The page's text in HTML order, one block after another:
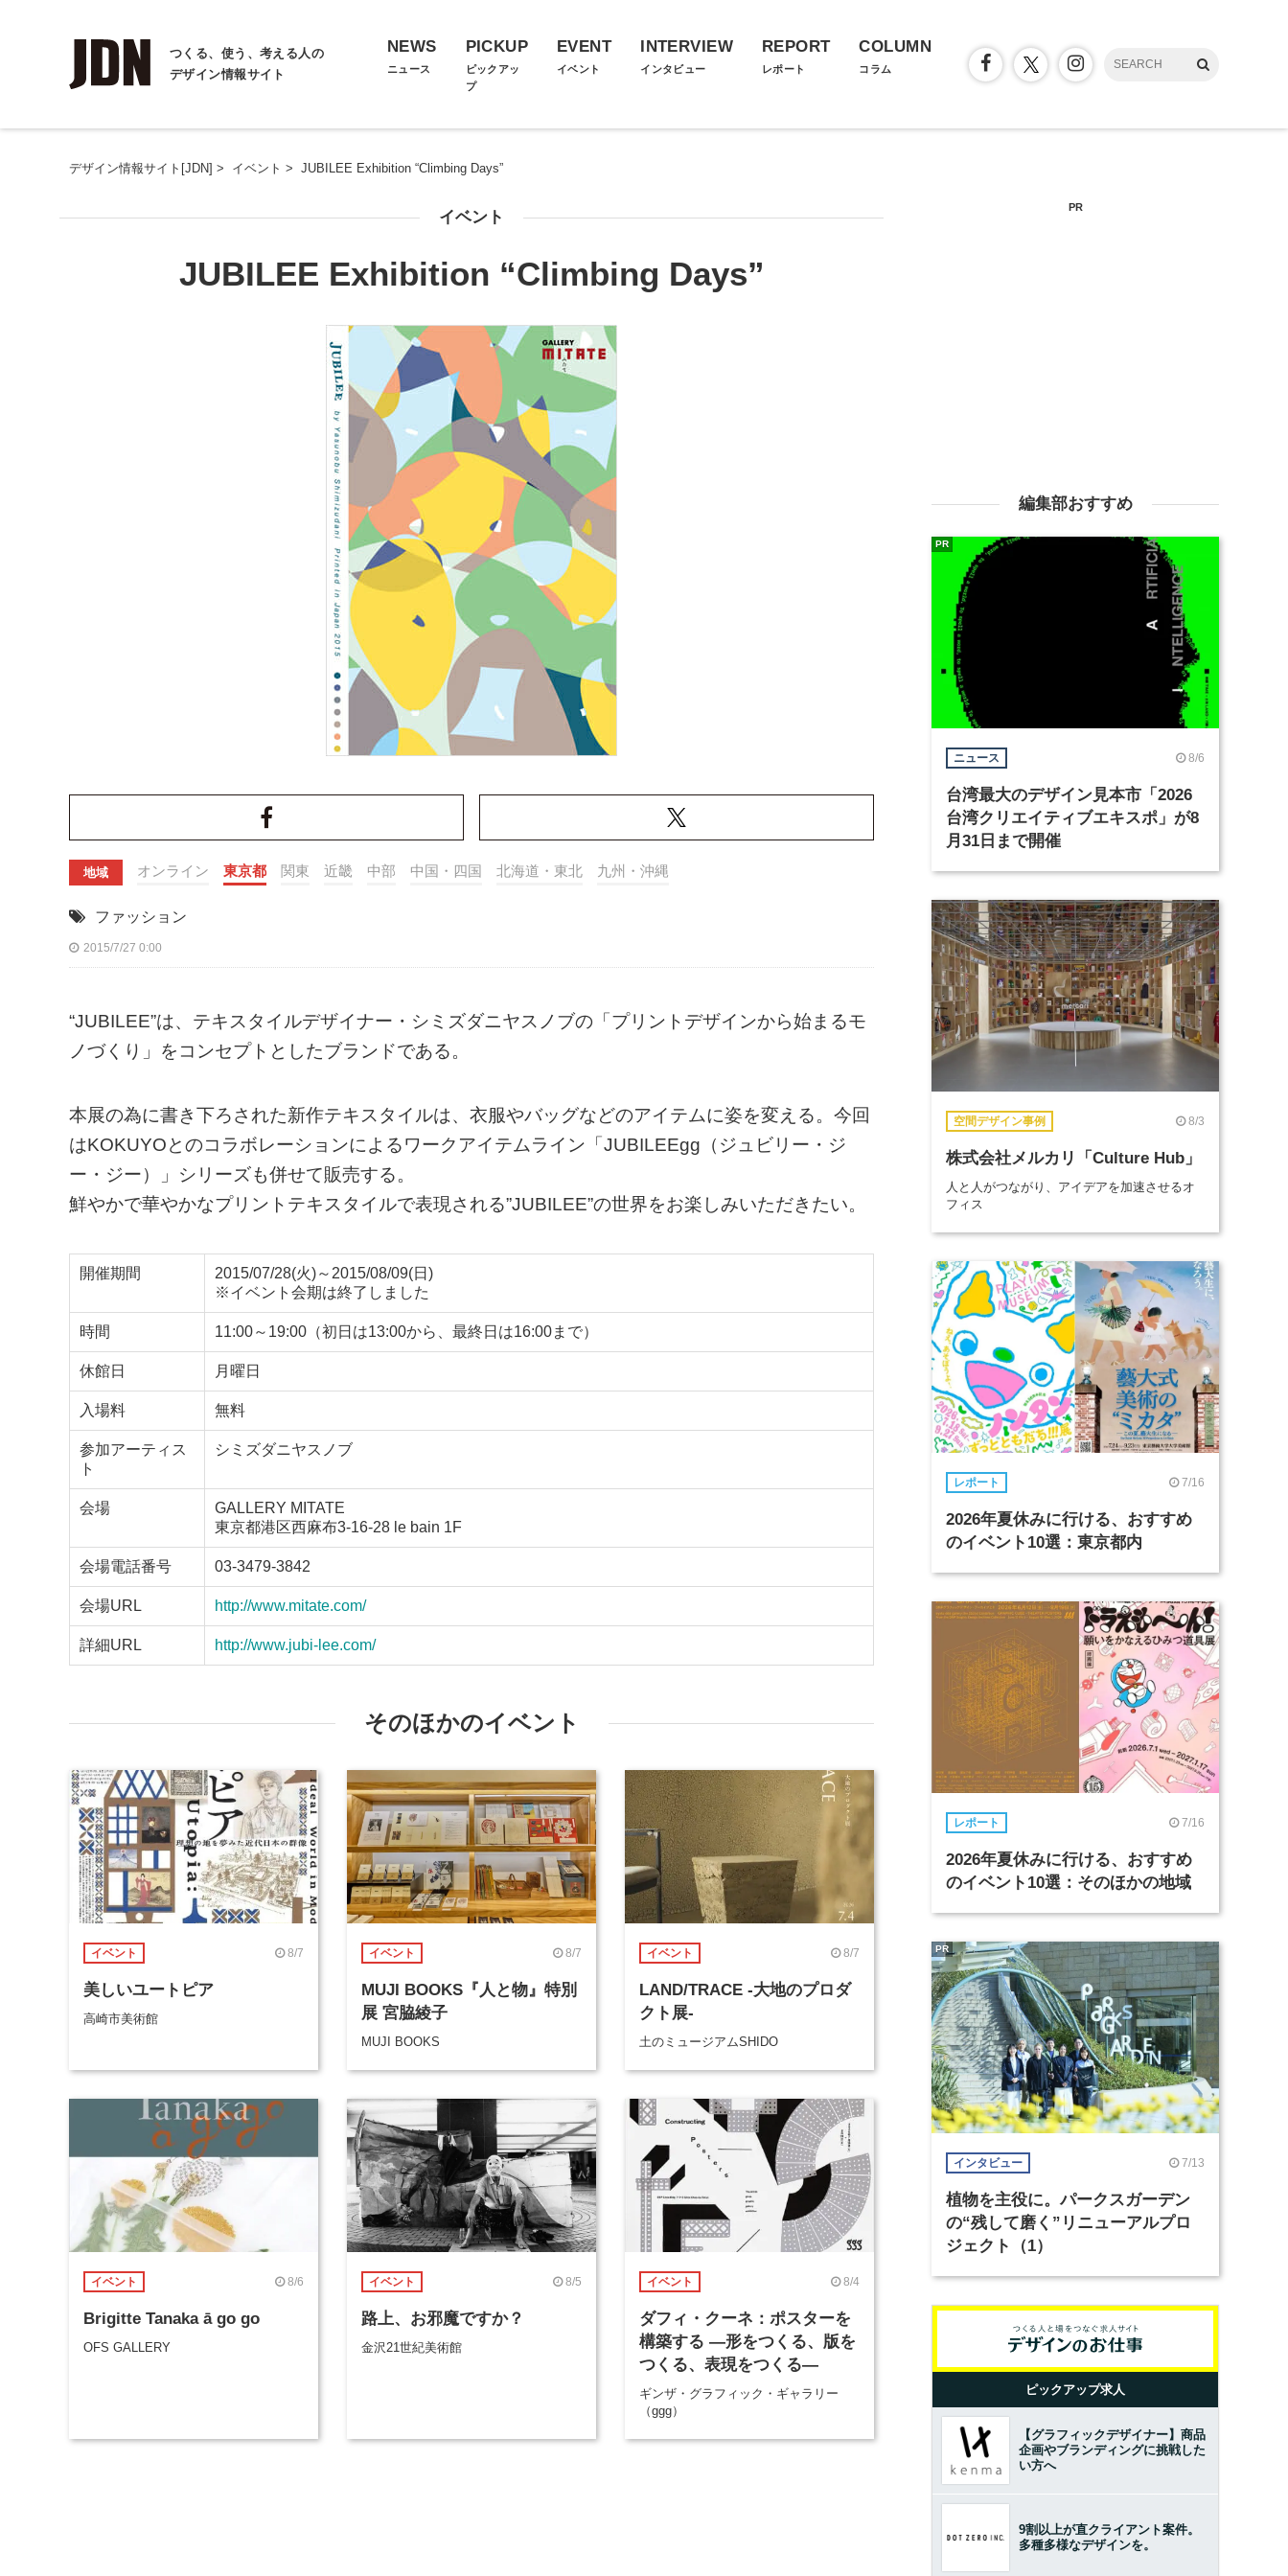
つくる、使う、考える人の
デザイン情報サイト
NEWS
ニュース
PICKUP
ピックアッ
プ
EVENT
イベント
INTERVIEW
インタビュー
REPORT
レポート
COLUMN
コラム
デザイン情報サイト[JDN] > イベント > JUBILEE Exhibition “Climbing Days”
イベント
JUBILEE Exhibition “Climbing Days”
地域 オンライン 東京都 関東 近畿 中部 中国・四国 北海道・東北 九州・沖縄
ファッション
2015/7/27 0:00
“JUBILEE”は、テキスタイルデザイナー・シミズダニヤスノブの「プリントデザインから始まるモ
ノづくり」をコンセプトとしたブランドである。
本展の為に書き下ろされた新作テキスタイルは、衣服やバッグなどのアイテムに姿を変える。今回
はKOKUYOとのコラボレーションによるワークアイテムライン「JUBILEEgg（ジュビリー・ジ
ー・ジー）」シリーズも併せて販売する。
鮮やかで華やかなプリントテキスタイルで表現される”JUBILEE”の世界をお楽しみいただきたい。
開催期間
2015/07/28(火)～2015/08/09(日)
※イベント会期は終了しました
時間 11:00～19:00（初日は13:00から、最終日は16:00まで）
休館日 月曜日
入場料 無料
参加アーティス
ト
シミズダニヤスノブ
会場
GALLERY MITATE
東京都港区西麻布3-16-28 le bain 1F
会場電話番号 03-3479-3842
会場URL http://www.mitate.com/
詳細URL http://www.jubi-lee.com/
そのほかのイベント
イベント 8/7
美しいユートピア
高崎市美術館
イベント 8/7
MUJI BOOKS『人と物』特別
展 宮脇綾子
MUJI BOOKS
イベント 8/7
LAND/TRACE -大地のプロダ
クト展-
土のミュージアムSHIDO
イベント 8/6
Brigitte Tanaka ā go go
OFS GALLERY
イベント 8/5
路上、お邪魔ですか？
金沢21世紀美術館
イベント 8/4
ダフィ・クーネ：ポスターを
構築する ―形をつくる、版を
つくる、表現をつくる―
ギンザ・グラフィック・ギャラリー
（ggg）
PR
編集部おすすめ
ニュース 8/6
台湾最大のデザイン見本市「2026
台湾クリエイティブエキスポ」が8
月31日まで開催
PR
空間デザイン事例 8/3
株式会社メルカリ「Culture Hub」
人と人がつながり、アイデアを加速させるオ
フィス
レポート 7/16
2026年夏休みに行ける、おすすめ
のイベント10選：東京都内
レポート 7/16
2026年夏休みに行ける、おすすめ
のイベント10選：そのほかの地域
インタビュー 7/13
植物を主役に。パークスガーデン
の“残して磨く”リニューアルプロ
ジェクト（1）
PR
ピックアップ求人
【グラフィックデザイナー】商品
企画やブランディングに挑戦した
い方へ
9割以上が直クライアント案件。
多種多様なデザインを。